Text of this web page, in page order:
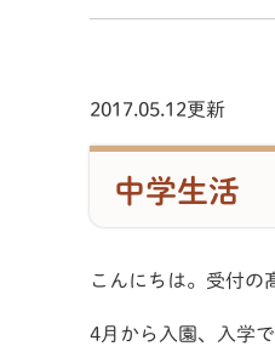
2017.05.12更新
中学生活
こんにちは。受付の
4月から入園、入学